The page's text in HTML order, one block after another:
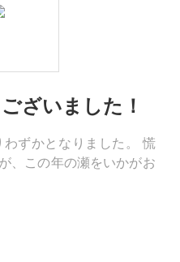
ざいました！
ずかとなりました。 慌
、この年の瀬をいかがお